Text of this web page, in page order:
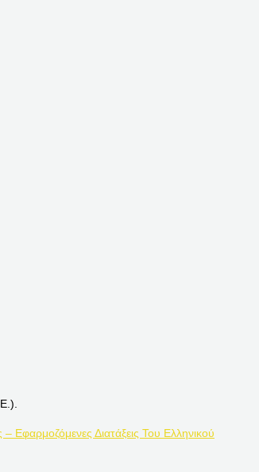
Εφαρμοζόμενες Διατάξεις Του Ελληνικού